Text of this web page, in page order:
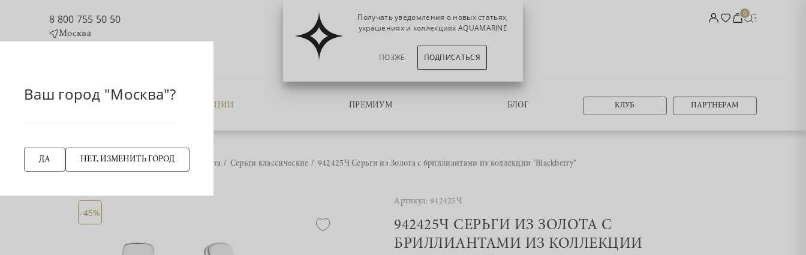
8 800 755 50 50
Москва
0
КАТАЛОГ АКЦИИ ПРЕМИУМ БЛОГ КЛУБ ПАРТНЕРАМ
НАЗАД Главная страница Серьга Серьги классические 942425Ч Серьги из Золота с бриллиантами из коллекции "Blackberry"
-45%
Артикул: 942425Ч
942425Ч СЕРЬГИ ИЗ ЗОЛОТА С
БРИЛЛИАНТАМИ ИЗ КОЛЛЕКЦИИ
Ваш город "Москва"?
ДА НЕТ, ИЗМЕНИТЬ ГОРОД
Получать уведомления о новых статьях,
украшениях и коллекциях AQUAMARINE
ПОЗЖЕ ПОДПИСАТЬСЯ